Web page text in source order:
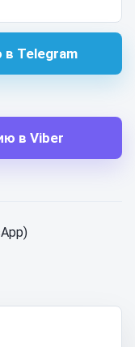
Telegram
в Viber